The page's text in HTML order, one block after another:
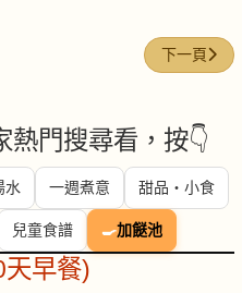
下一篇文章
下一頁
熱門搜尋看，按👇
水 一週煮意 甜品・小食
兒童食譜 🍳加餸池
早餐)